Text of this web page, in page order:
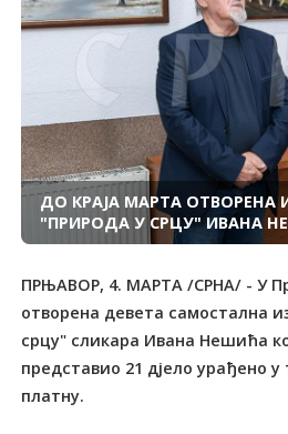
ДО КРАЈА МАРТА ОТВОРЕНА
"ПРИРОДА У СРЦУ" ИВАНА
ПРЊАВОР, 4. МАРТА /СРНА/ - У
отворена девета самостална
срцу" сликара Ивана Нешића
представио 21 дјело урађено
платну.